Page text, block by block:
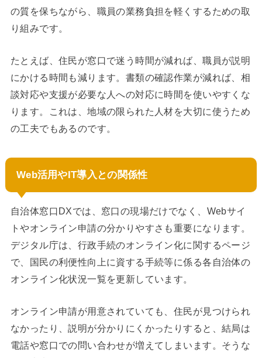
の質を保ちながら、職員の業務負担を軽くするための取
り組みです。
たとえば、住民が窓口で迷う時間が減れば、職員が説明
にかける時間も減ります。書類の確認作業が減れば、相
談対応や支援が必要な人への対応に時間を使いやすくな
ります。これは、地域の限られた人材を大切に使うため
の工夫でもあるのです。
Web活用やIT導入との関係性
自治体窓口DXでは、窓口の現場だけでなく、Webサイ
トやオンライン申請の分かりやすさも重要になります。
デジタル庁は、行政手続のオンライン化に関するページ
で、国民の利便性向上に資する手続等に係る各自治体の
オンライン化状況一覧を更新しています。
オンライン申請が用意されていても、住民が見つけられ
なかったり、説明が分かりにくかったりすると、結局は
電話や窓口での問い合わせが増えてしまいます。そうな